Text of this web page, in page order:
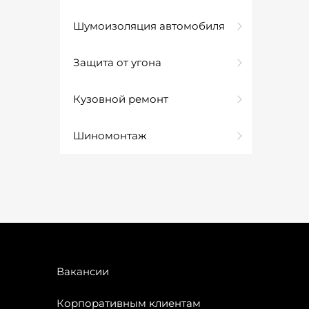
Шумоизоляция автомобиля
Защита от угона
Кузовной ремонт
Шиномонтаж
Вакансии
Корпоративным клиентам